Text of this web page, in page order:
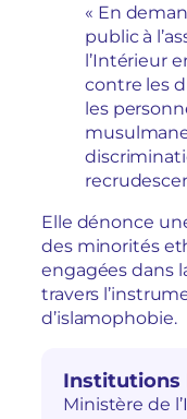
« En
public à
l’Intérieur
contre les
les
Elle dénonce
des minorités
engagées dans
travers
d’islamophobie.
Institutions
Ministère de